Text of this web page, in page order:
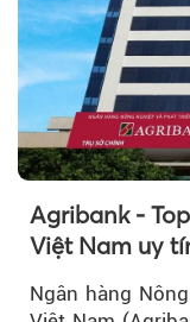
Agribank -
Việt Nam uy
Ngân hàng